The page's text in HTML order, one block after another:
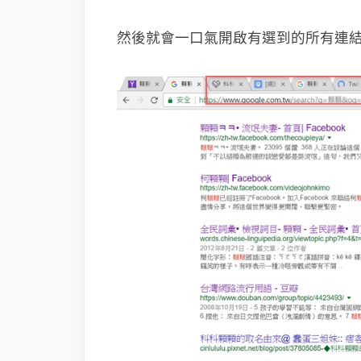
然後就會一口氣開啟有選到的所有連